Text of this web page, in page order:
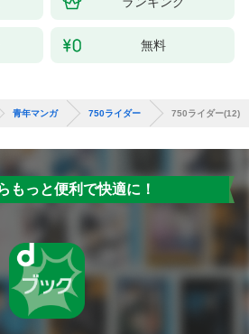
無料
青年マンガ 750ライダー 750ライダー(12)
もっと便利で快適に！